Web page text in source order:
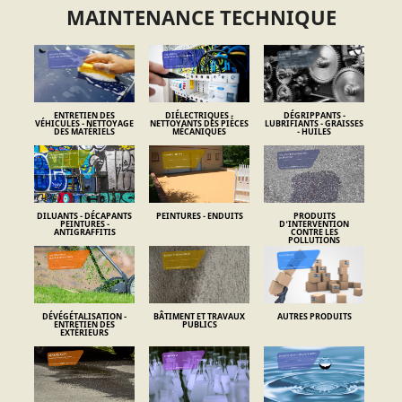
MAINTENANCE TECHNIQUE
ENTRETIEN DES
VÉHICULES - NETTOYAGE
DES MATÉRIELS
DIÉLECTRIQUES -
NETTOYANTS DES PIÈCES
MÉCANIQUES
DÉGRIPPANTS -
LUBRIFIANTS - GRAISSES
- HUILES
DILUANTS - DÉCAPANTS
PEINTURES -
ANTIGRAFFITIS
PEINTURES - ENDUITS PRODUITS
D’INTERVENTION
CONTRE LES
POLLUTIONS
DÉVÉGÉTALISATION -
ENTRETIEN DES
EXTÉRIEURS
BÂTIMENT ET TRAVAUX
PUBLICS
AUTRES PRODUITS